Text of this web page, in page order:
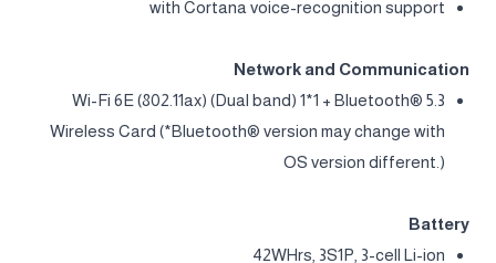
with Cortana voice-recognition support
Network and Communication
Wi-Fi 6E (802.11ax) (Dual band) 1*1 + Bluetooth® 5.3
Wireless Card (*Bluetooth® version may change with
OS version different.)
Battery
42WHrs, 3S1P, 3-cell Li-ion